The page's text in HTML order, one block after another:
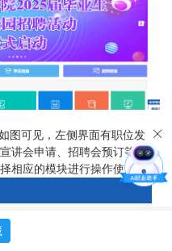
图可见，左侧界面有职位发
讲会申请、招聘会预订等功
相应的模块进行操作使用。